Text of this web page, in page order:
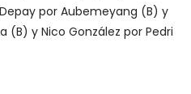
por Aubemeyang (B) y
(B) y Nico González por Pedri